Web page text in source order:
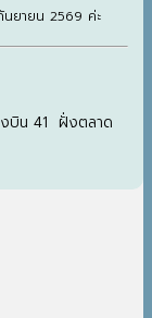
ยายน 2569 ค่ะ
บิน 41 ฝั่งตลาด